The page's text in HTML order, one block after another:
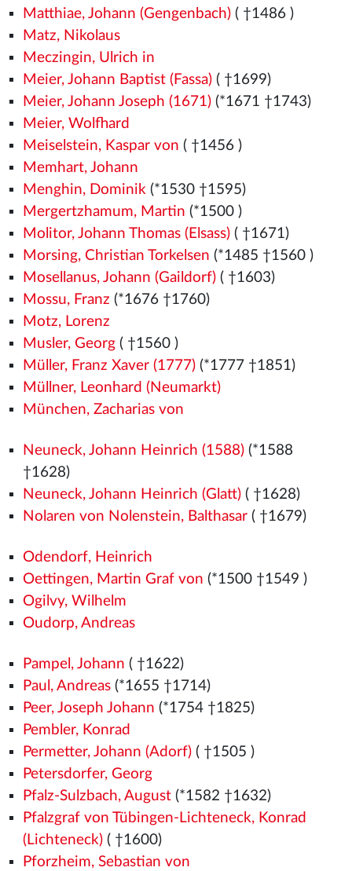
Matthiae, Johann (Gengenbach)( †1486 )
Matz, Nikolaus
Meczingin, Ulrich in
Meier, Johann Baptist (Fassa)( †1699)
Meier, Johann Joseph (1671)(*1671 †1743)
Meier, Wolfhard
Meiselstein, Kaspar von ( †1456 )
Memhart, Johann
Menghin, Dominik(*1530 †1595)
Mergertzhamum, Martin (*1500 )
Molitor, Johann Thomas (Elsass)( †1671)
Morsing, Christian Torkelsen (*1485 †1560 )
Mosellanus, Johann (Gaildorf)( †1603)
Mossu, Franz (*1676 †1760)
Motz, Lorenz
Musler, Georg( †1560 )
Müller, Franz Xaver (1777)(*1777 †1851)
Müllner, Leonhard (Neumarkt)
München, Zacharias von
Neuneck, Johann Heinrich (1588)(*1588
†1628)
Neuneck, Johann Heinrich (Glatt)( †1628)
Nolaren von Nolenstein, Balthasar( †1679)
Odendorf, Heinrich
Oettingen, Martin Graf von (*1500 †1549 )
Ogilvy, Wilhelm
Oudorp, Andreas
Pampel, Johann ( †1622)
Paul, Andreas(*1655 †1714)
Peer, Joseph Johann (*1754 †1825)
Pembler, Konrad
Permetter, Johann (Adorf)( †1505 )
Petersdorfer, Georg
Pfalz-Sulzbach, August(*1582 †1632)
Pfalzgraf von Tübingen-Lichteneck, Konrad
(Lichteneck)( †1600)
Pforzheim, Sebastian von